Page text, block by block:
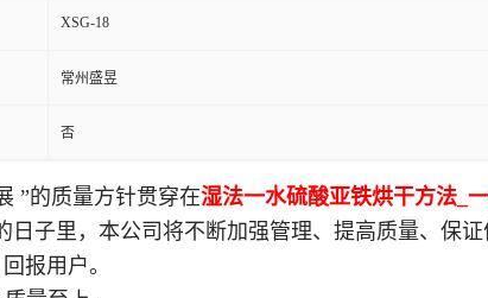
XSG-18
常州盛昱
否
”的质量方针贯穿在湿法一水硫酸亚铁烘干方法_
日子里，本公司将不断加强管理、提高质量、保
报用户。